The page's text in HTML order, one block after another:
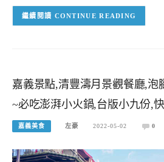
CONTINUE READING
嘉義景點,清豐濤月景觀餐廳,泡
~必吃澎湃小火鍋,台版小九份,快
嘉義美食 左豪 2022-05-02 0